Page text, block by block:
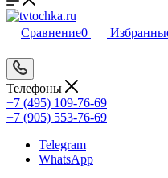
Сравнение0
Телефоны
+7 (495) 109-76-69
+7 (905) 553-76-69
Telegram
WhatsApp